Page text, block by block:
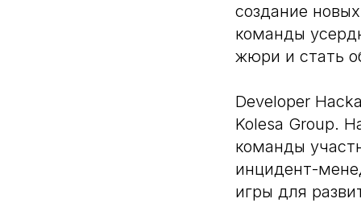
создание
команды
жюри и стать
Developer
Kolesa Group.
команды
инцидент-
игры для